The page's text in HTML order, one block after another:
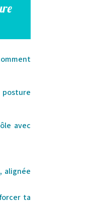
avec
alignée
ta